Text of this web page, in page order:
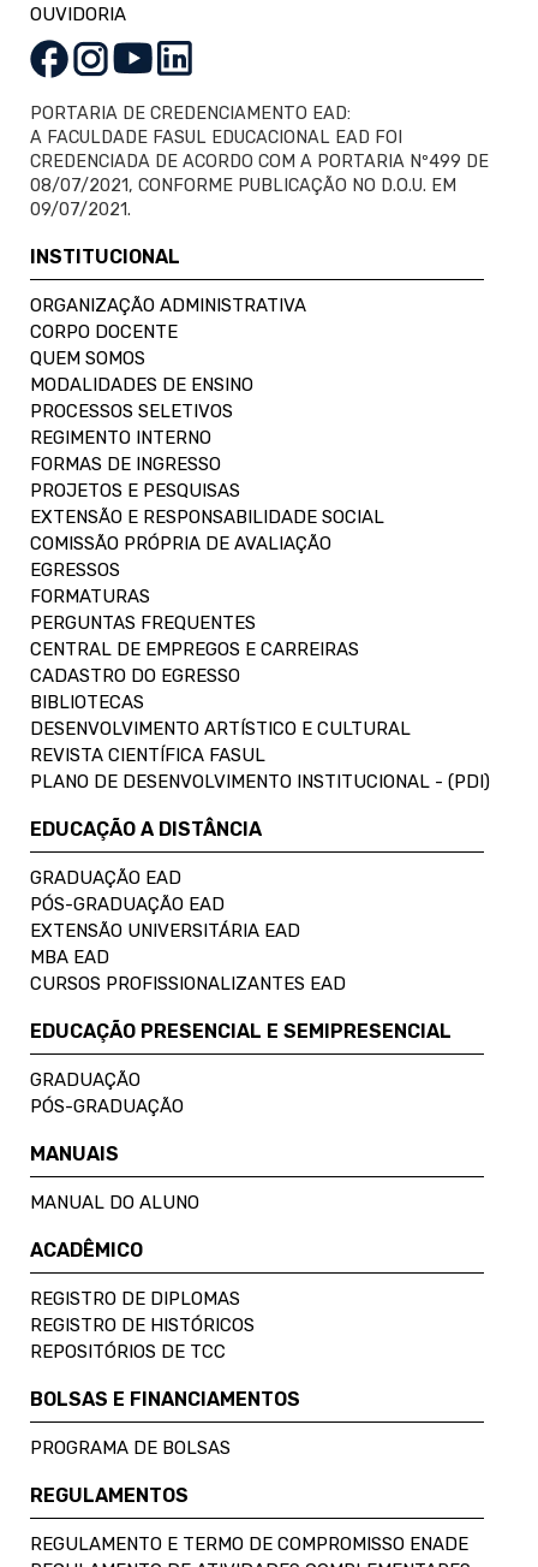
OUVIDORIA
PORTARIA DE CREDENCIAMENTO EAD:
A FACULDADE FASUL EDUCACIONAL EAD FOI
CREDENCIADA DE ACORDO COM A PORTARIA Nº499 DE
08/07/2021, CONFORME PUBLICAÇÃO NO D.O.U. EM
09/07/2021.
INSTITUCIONAL
ORGANIZAÇÃO ADMINISTRATIVA
CORPO DOCENTE
QUEM SOMOS
MODALIDADES DE ENSINO
PROCESSOS SELETIVOS
REGIMENTO INTERNO
FORMAS DE INGRESSO
PROJETOS E PESQUISAS
EXTENSÃO E RESPONSABILIDADE SOCIAL
COMISSÃO PRÓPRIA DE AVALIAÇÃO
EGRESSOS
FORMATURAS
PERGUNTAS FREQUENTES
CENTRAL DE EMPREGOS E CARREIRAS
CADASTRO DO EGRESSO
BIBLIOTECAS
DESENVOLVIMENTO ARTÍSTICO E CULTURAL
REVISTA CIENTÍFICA FASUL
PLANO DE DESENVOLVIMENTO INSTITUCIONAL - (PDI)
EDUCAÇÃO A DISTÂNCIA
GRADUAÇÃO EAD
PÓS-GRADUAÇÃO EAD
EXTENSÃO UNIVERSITÁRIA EAD
MBA EAD
CURSOS PROFISSIONALIZANTES EAD
EDUCAÇÃO PRESENCIAL E SEMIPRESENCIAL
GRADUAÇÃO
PÓS-GRADUAÇÃO
MANUAIS
MANUAL DO ALUNO
ACADÊMICO
REGISTRO DE DIPLOMAS
REGISTRO DE HISTÓRICOS
REPOSITÓRIOS DE TCC
BOLSAS E FINANCIAMENTOS
PROGRAMA DE BOLSAS
REGULAMENTOS
REGULAMENTO E TERMO DE COMPROMISSO ENADE